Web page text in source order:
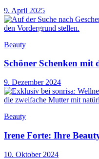
9. April 2025
Beauty
Schöner Schenken mit
9. Dezember 2024
Beauty
Irene Forte: Ihre
10. Oktober 2024